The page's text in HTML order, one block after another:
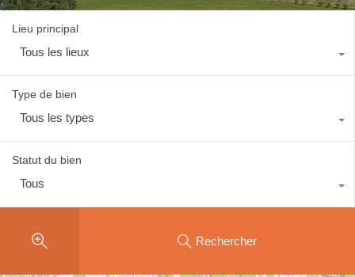
Lieu principal
Tous les lieux
Type de bien
Tous les types
Statut du bien
Tous
Rechercher